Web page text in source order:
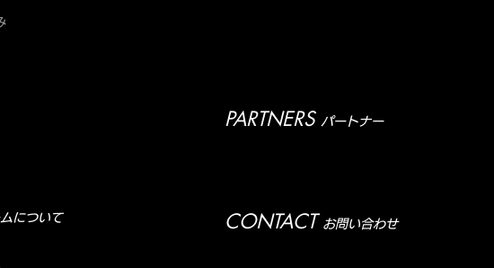
PARTNERS パートナー
について CONTACT お問い合わせ